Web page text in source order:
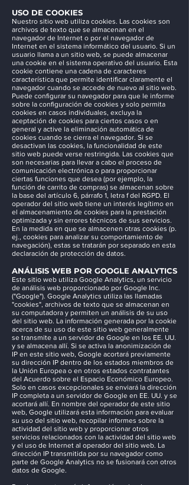
USO DE COOKIES
Nuestro sitio web utiliza cookies. Las cookies son
archivos de texto que se almacenan en el
navegador de Internet o por el navegador de
Internet en el sistema informático del usuario. Si un
usuario llama a un sitio web, se puede almacenar
una cookie en el sistema operativo del usuario. Esta
cookie contiene una cadena de caracteres
característica que permite identificar claramente el
navegador cuando se accede de nuevo al sitio web.
Puede configurar su navegador para que le informe
sobre la configuración de cookies y solo permita
cookies en casos individuales, excluya la
aceptación de cookies para ciertos casos o en
general y active la eliminación automática de
cookies cuando se cierra el navegador. Si se
desactivan las cookies, la funcionalidad de este
sitio web puede verse restringida. Las cookies que
son necesarias para llevar a cabo el proceso de
comunicación electrónica o para proporcionar
ciertas funciones que desea (por ejemplo, la
función de carrito de compras) se almacenan sobre
la base del artículo 6, párrafo 1, letra f del RGPD. El
operador del sitio web tiene un interés legítimo en
el almacenamiento de cookies para la prestación
optimizada y sin errores técnicos de sus servicios.
En la medida en que se almacenen otras cookies (p.
ej., cookies para analizar su comportamiento de
navegación), estas se tratarán por separado en esta
declaración de protección de datos.
ANÁLISIS WEB POR GOOGLE ANALYTICS
Este sitio web utiliza Google Analytics, un servicio
de análisis web proporcionado por Google Inc.
("Google"). Google Analytics utiliza las llamadas
"cookies", archivos de texto que se almacenan en
su computadora y permiten un análisis de su uso
del sitio web. La información generada por la cookie
acerca de su uso de este sitio web generalmente
se transmite a un servidor de Google en los EE. UU.
y se almacena allí. Si se activa la anonimización de
IP en este sitio web, Google acortará previamente
su dirección IP dentro de los estados miembros de
la Unión Europea o en otros estados contratantes
del Acuerdo sobre el Espacio Económico Europeo.
Solo en casos excepcionales se enviará la dirección
IP completa a un servidor de Google en EE. UU. y se
acortará allí. En nombre del operador de este sitio
web, Google utilizará esta información para evaluar
su uso del sitio web, recopilar informes sobre la
actividad del sitio web y proporcionar otros
servicios relacionados con la actividad del sitio web
y el uso de Internet al operador del sitio web. La
dirección IP transmitida por su navegador como
parte de Google Analytics no se fusionará con otros
datos de Google.